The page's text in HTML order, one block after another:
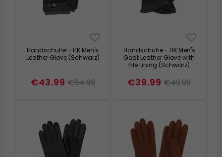
Handschuhe - HK Men's
Leather Glove (Schwarz)
€43.99 €54.99
Handschuhe - HK Men's
Goat Leather Glove with
Pile Lining (Schwarz)
€39.99 €49.99